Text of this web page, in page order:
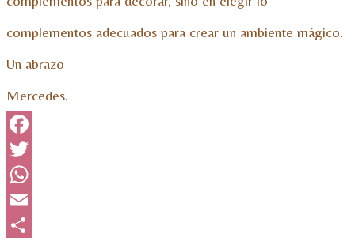
complementos adecuados para crear un ambiente mágico.
Un abrazo
Mercedes.
Facebook
Twitter
WhatsApp
Email